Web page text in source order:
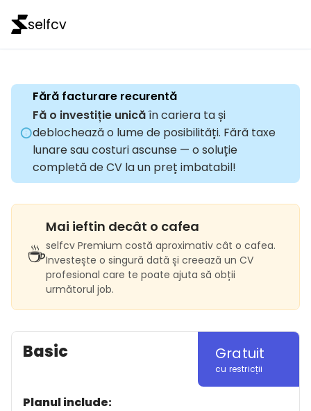
selfcv
Fără facturare recurentă
Fă o investiție unicăîn cariera ta și
deblochează o lume de posibilități. Fără taxe
lunare sau costuri ascunse — o soluție
completă de CV la un preț imbatabil!
☕
Mai ieftin decât o cafea
selfcv Premium costă aproximativ cât o cafea.
Investește o singură dată și creează un CV
profesional care te poate ajuta să obții
următorul job.
Basic Gratuit
cu restricții
Planul include: